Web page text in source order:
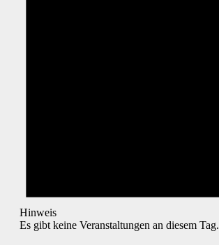
Hinweis
Es gibt keine Veranstaltungen an diesem Tag.